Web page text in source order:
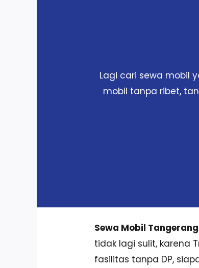
Lagi cari sewa mobil
mobil tanpa ribet,
Sewa Mobil
tidak lagi sulit, karena
fasilitas tanpa DP,